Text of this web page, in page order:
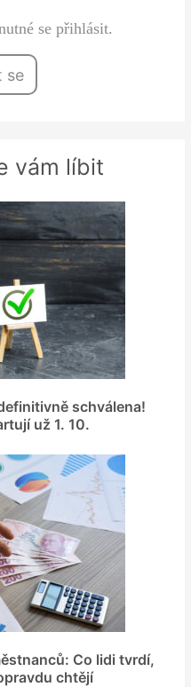
se přihlásit.
se
vám líbit
schválena!
už 1. 10.
Co lidi tvrdí,
chtějí